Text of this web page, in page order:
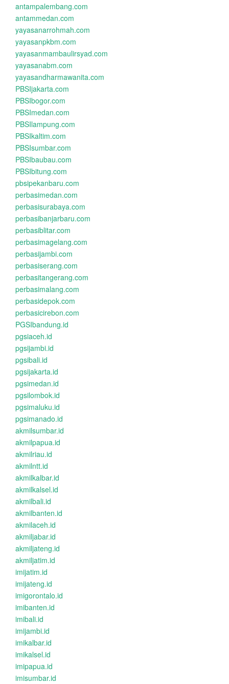
antampalembang.com
antammedan.com
yayasanarrohmah.com
yayasanpkbm.com
yayasanmambaulirsyad.com
yayasanabm.com
yayasandharmawanita.com
PBSIjakarta.com
PBSIbogor.com
PBSImedan.com
PBSIlampung.com
PBSIkaltim.com
PBSIsumbar.com
PBSIbaubau.com
PBSIbitung.com
pbsipekanbaru.com
perbasimedan.com
perbasisurabaya.com
perbasibanjarbaru.com
perbasiblitar.com
perbasimagelang.com
perbasijambi.com
perbasiserang.com
perbasitangerang.com
perbasimalang.com
perbasidepok.com
perbasicirebon.com
PGSIbandung.id
pgsiaceh.id
pgsijambi.id
pgsibali.id
pgsijakarta.id
pgsimedan.id
pgsilombok.id
pgsimaluku.id
pgsimanado.id
akmilsumbar.id
akmilpapua.id
akmilriau.id
akmilntt.id
akmilkalbar.id
akmilkalsel.id
akmilbali.id
akmilbanten.id
akmilaceh.id
akmiljabar.id
akmiljateng.id
akmiljatim.id
imijatim.id
imijateng.id
imigorontalo.id
imibanten.id
imibali.id
imijambi.id
imikalbar.id
imikalsel.id
imipapua.id
imisumbar.id